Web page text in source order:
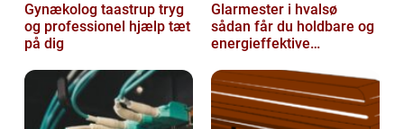
Gynækolog taastrup tryg
og professionel hjælp tæt
på dig
Glarmester i hvalsø
sådan får du holdbare og
energieffektive